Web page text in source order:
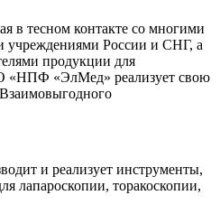
в тесном контакте со многими
учреждениями России и СНГ, а
продукции для
«НПФ «ЭлМед» реализует свою
и реализует инструменты,
лапароскопии, торакоскопии,